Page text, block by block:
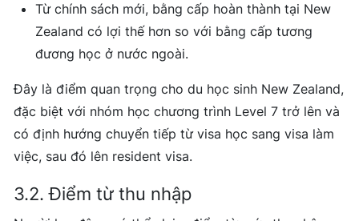
Từ chính sách mới, bằng cấp hoàn thành tại New
Zealand có lợi thế hơn so với bằng cấp tương
đương học ở nước ngoài.
Đây là điểm quan trọng cho du học sinh New Zealand,
đặc biệt với nhóm học chương trình Level 7 trở lên và
có định hướng chuyển tiếp từ visa học sang visa làm
việc, sau đó lên resident visa.
3.2. Điểm từ thu nhập